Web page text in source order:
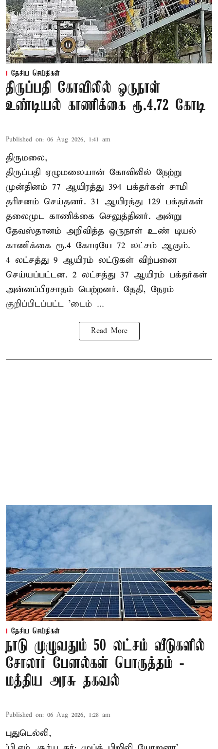
தேசிய செய்திகள்
திருப்பதி கோவிலில் ஒருநாள்
உண்டியல் காணிக்கை ரூ.4.72 கோடி
Published on: 06 Aug 2026, 1:41 am
திருமலை,
திருப்பதி ஏழுமலையான் கோவிலில் நேற்று
முன்தினம் 77 ஆயிரத்து 394 பக்தர்கள் சாமி
தரிசனம் செய்தனர். 31 ஆயிரத்து 129 பக்தர்கள்
தலைமுட காணிக்கை செலுத்தினர். அன்று
தேவஸ்தானம் அறிவித்த ஒருநாள் உண் டியல்
காணிக்கை ரூ.4 கோடியே 72 லட்சம் ஆகும்.
4 லட்சத்து 9 ஆயிரம் லட்டுகள் விற்பனை
செய்யப்பட்டன. 2 லட்சத்து 37 ஆயிரம் பக்தர்கள்
அன்னப்பிரசாதம் பெற்றனர். தேதி, நேரம்
குறிப்பிடப்பட்ட 'டைம் ...
Read More
தேசிய செய்திகள்
நாடு முழுவதும் 50 லட்சம் வீடுகளில்
சோலார் பேனல்கள் பொருத்தம் -
மத்திய அரசு தகவல்
Published on: 06 Aug 2026, 1:28 am
புதுடெல்லி,